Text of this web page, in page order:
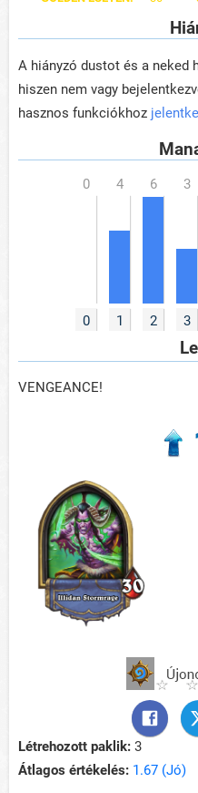
A hiányzó dustot és a neked
hiszen nem vagy
hasznos funkciókhoz
0 1 2 3
VENGEANCE!
Létrehozott paklik: 3
Átlagos értékelés: 1.67 (Jó)